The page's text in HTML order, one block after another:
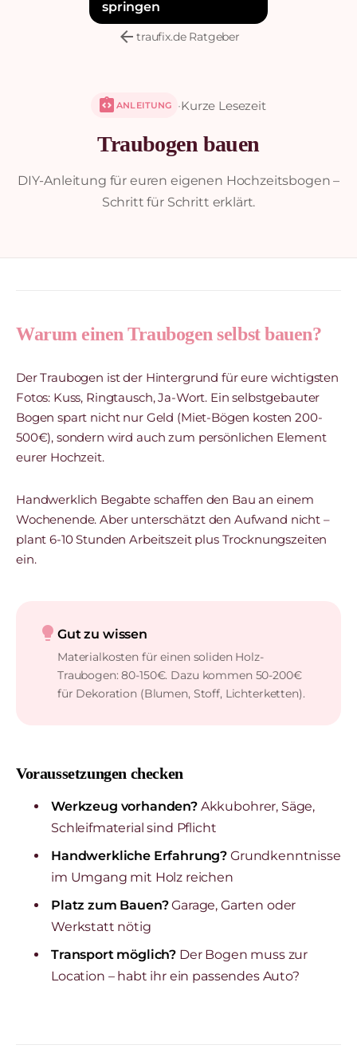
arrow_backtraufix.de Ratgeber
integration_instructionsANLEITUNG ·Kurze Lesezeit
Traubogen bauen
DIY-Anleitung für euren eigenen Hochzeitsbogen –
Schritt für Schritt erklärt.
Warum einen Traubogen selbst bauen?
Der Traubogen ist der Hintergrund für eure wichtigsten
Fotos: Kuss, Ringtausch, Ja-Wort. Ein selbstgebauter
Bogen spart nicht nur Geld (Miet-Bögen kosten 200-
500€), sondern wird auch zum persönlichen Element
eurer Hochzeit.
Handwerklich Begabte schaffen den Bau an einem
Wochenende. Aber unterschätzt den Aufwand nicht –
plant 6-10 Stunden Arbeitszeit plus Trocknungszeiten
ein.
lightbulb Gut zu wissen
Materialkosten für einen soliden Holz-
Traubogen: 80-150€. Dazu kommen 50-200€
für Dekoration (Blumen, Stoff, Lichterketten).
Voraussetzungen checken
Werkzeug vorhanden?Akkubohrer, Säge,
Schleifmaterial sind Pflicht
Handwerkliche Erfahrung? Grundkenntnisse
im Umgang mit Holz reichen
Platz zum Bauen?Garage, Garten oder
Werkstatt nötig
Transport möglich? Der Bogen muss zur
Location – habt ihr ein passendes Auto?
springen